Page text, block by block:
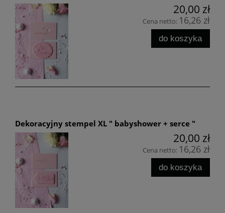
20,00 zł
Cena netto: 16,26 zł
do koszyka
Dekoracyjny stempel XL " babyshower + serce "
20,00 zł
Cena netto: 16,26 zł
do koszyka